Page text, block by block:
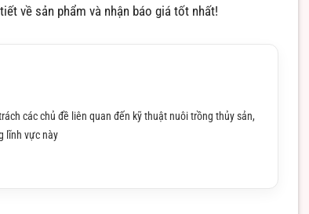
về sản phẩm và nhận báo giá tốt nhất!
các chủ đề liên quan đến kỹ thuật nuôi trồng thủy sản,
lĩnh vực này